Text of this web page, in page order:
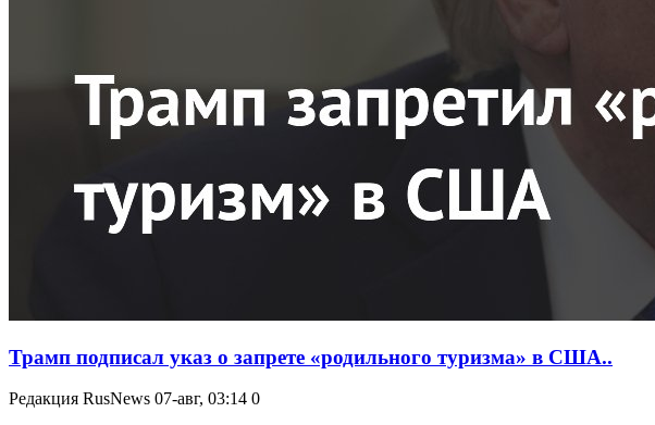
Трамп подписал указ о запрете «родильного туризма» в США..
Редакция RusNews 07-авг, 03:14 0